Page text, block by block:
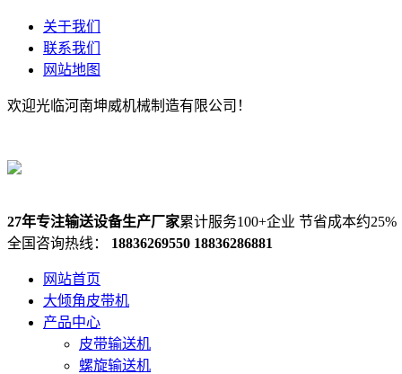
关于我们
联系我们
网站地图
欢迎光临河南坤威机械制造有限公司！
27年专注输送设备生产厂家累计服务100+企业 节省成本约25%
全国咨询热线： 18836269550 18836286881
网站首页
大倾角皮带机
产品中心
皮带输送机
螺旋输送机